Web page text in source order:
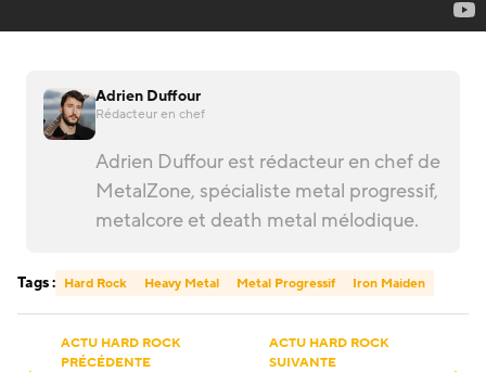
Adrien Duffour
Rédacteur en chef
Adrien Duffour est rédacteur en chef de
MetalZone, spécialiste metal progressif,
metalcore et death metal mélodique.
Tags : Hard Rock Heavy Metal Metal Progressif Iron Maiden
ACTU HARD ROCK
PRÉCÉDENTE
ACTU HARD ROCK
SUIVANTE